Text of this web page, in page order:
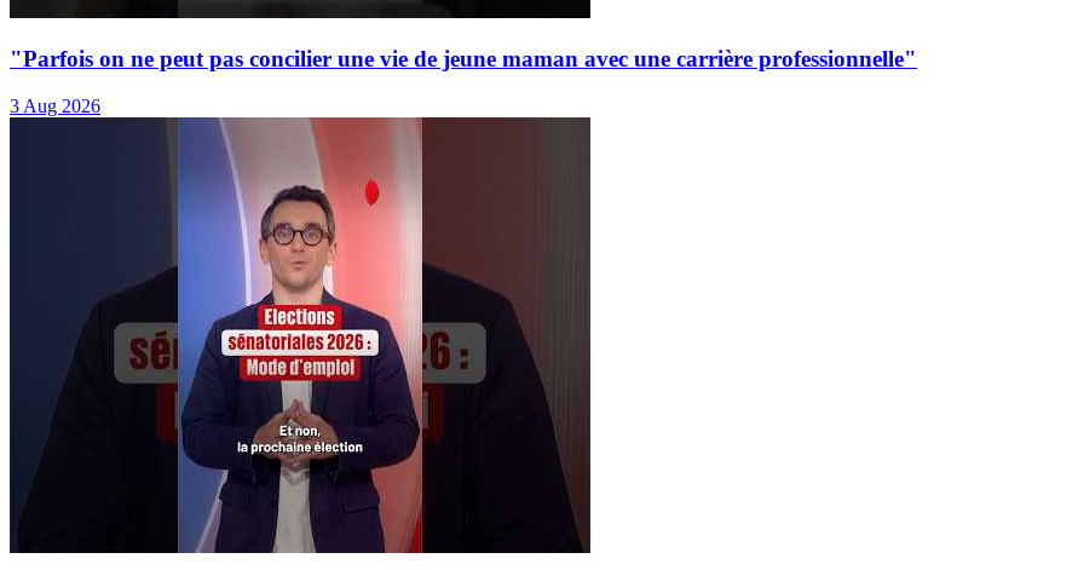
"Parfois on ne peut pas concilier une vie de jeune maman avec une carrière professionnelle"
3 Aug 2026